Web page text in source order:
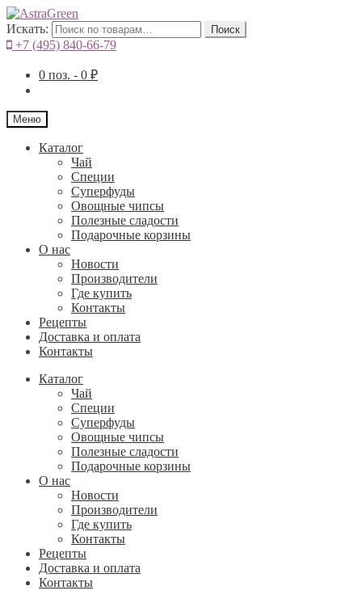
Искать: Поиск
+7 (495) 840-66-79
0 поз. - 0 ₽
Меню
Каталог
Чай
Специи
Cуперфуды
Овощные чипсы
Полезные сладости
Подарочные корзины
О нас
Новости
Производители
Где купить
Контакты
Рецепты
Доставка и оплата
Контакты
Каталог
Чай
Специи
Cуперфуды
Овощные чипсы
Полезные сладости
Подарочные корзины
О нас
Новости
Производители
Где купить
Контакты
Рецепты
Доставка и оплата
Контакты